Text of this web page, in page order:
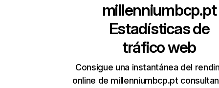
millenniumbcp.pt
Estadísticas de
tráfico web
Consigue una instantánea del
online de millenniumbcp.pt